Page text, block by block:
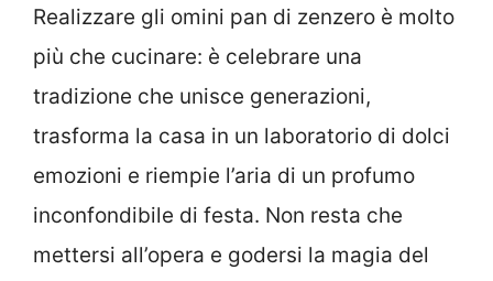
Realizzare gli omini pan di zenzero è molto
più che cucinare: è celebrare una
tradizione che unisce generazioni,
trasforma la casa in un laboratorio di dolci
emozioni e riempie l’aria di un profumo
inconfondibile di festa. Non resta che
mettersi all’opera e godersi la magia del